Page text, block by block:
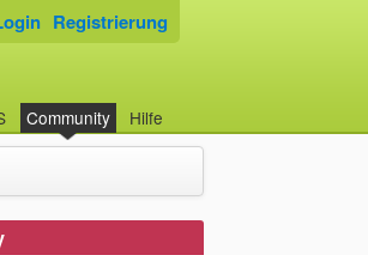
Community Hilfe
Registrierung